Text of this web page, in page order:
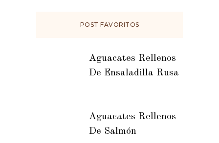
POST FAVORITOS
Aguacates Rellenos
De Ensaladilla Rusa
Aguacates Rellenos
De Salmón